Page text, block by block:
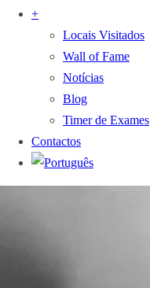
+
Locais Visitados
Wall of Fame
Notícias
Blog
Timer de Exames
Contactos